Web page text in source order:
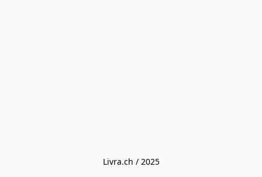
Livra.ch / 2025